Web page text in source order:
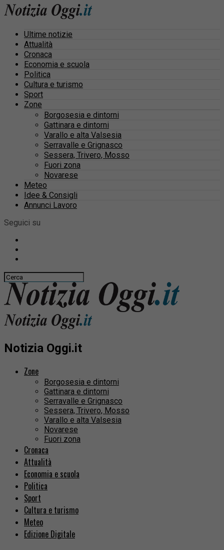
Ultime notizie
Attualità
Cronaca
Economia e scuola
Politica
Cultura e turismo
Sport
Zone
Borgosesia e dintorni
Gattinara e dintorni
Varallo e alta Valsesia
Serravalle e Grignasco
Sessera, Trivero, Mosso
Fuori zona
Novarese
Meteo
Idee & Consigli
Annunci Lavoro
Seguici su
Notizia Oggi.it
Zone
Borgosesia e dintorni
Gattinara e dintorni
Serravalle e Grignasco
Sessera, Trivero, Mosso
Varallo e alta Valsesia
Novarese
Fuori zona
Cronaca
Attualità
Economia e scuola
Politica
Sport
Cultura e turismo
Meteo
Edizione Digitale